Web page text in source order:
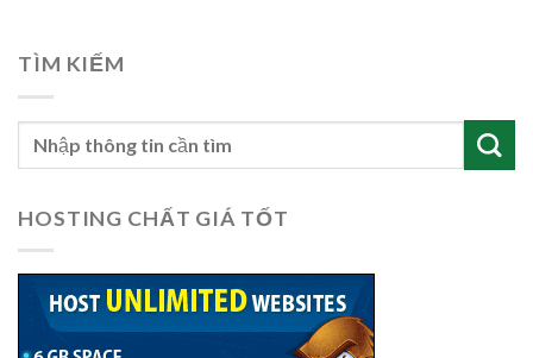
TÌM KIẾM
HOSTING CHẤT GIÁ TỐT